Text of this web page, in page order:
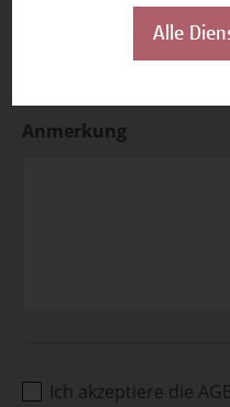
Anmerkung
Ich akzeptiere die
Alle